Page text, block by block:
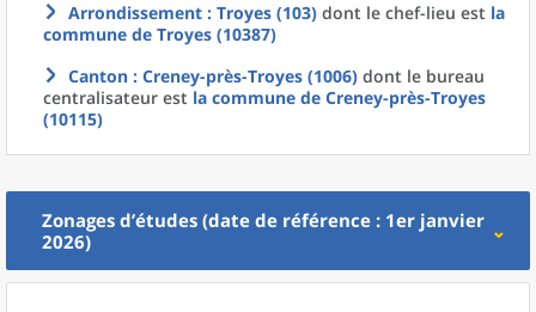
Arrondissement : Troyes (103) dont le chef-lieu est la
commune de Troyes (10387)
Canton : Creney-près-Troyes (1006) dont le bureau
centralisateur est la commune de Creney-près-Troyes
(10115)
Zonages d’études (date de référence : 1er janvier
2026)